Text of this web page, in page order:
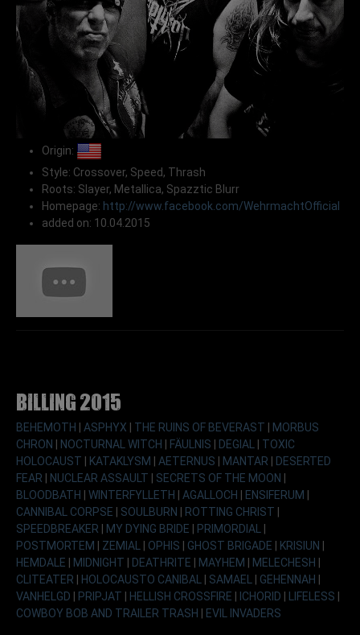
Origin:
Style: Crossover, Speed, Thrash
Roots: Slayer, Metallica, Spazztic Blurr
Homepage: http://www.facebook.com/WehrmachtOfficial
added on: 10.04.2015
Billing 2015
BEHEMOTH ASPHYX THE RUINS OF BEVERAST
MORBUS
CHRON
NOCTURNAL WITCH FÄULNIS DEGIAL
TOXIC
HOLOCAUST
KATAKLYSM AETERNUS MANTAR
DESERTED
FEAR
NUCLEAR ASSAULT SECRETS OF THE MOON
BLOODBATH
WINTERFYLLETH AGALLOCH ENSIFERUM
CANNIBAL CORPSE
SOULBURN ROTTING CHRIST
SPEEDBREAKER
MY DYING BRIDE PRIMORDIAL
POSTMORTEM
ZEMIAL OPHIS GHOST BRIGADE KRISIUN
HEMDALE
MIDNIGHT DEATHRITE MAYHEM MELECHESH
CLITEATER
HOLOCAUSTO CANIBAL SAMAEL GEHENNAH
VANHELGD
PRIPJAT HELLISH CROSSFIRE ICHORID LIFELESS
COWBOY BOB AND TRAILER TRASH
EVIL INVADERS